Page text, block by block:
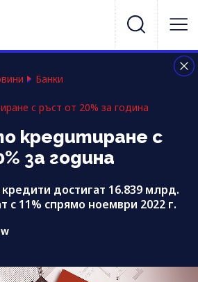
Банки
с ръст от 20% за година
кредитиране с
за година
достигат 16.839 млрд.
с 11% спрямо ноември 2022 г.